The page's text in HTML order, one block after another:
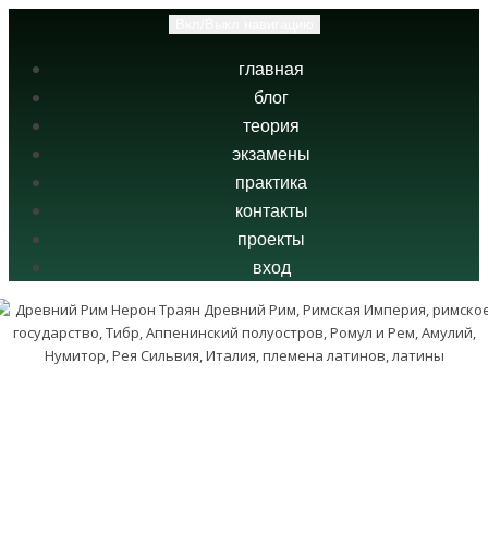
главная
блог
теория
экзамены
практика
контакты
проекты
вход